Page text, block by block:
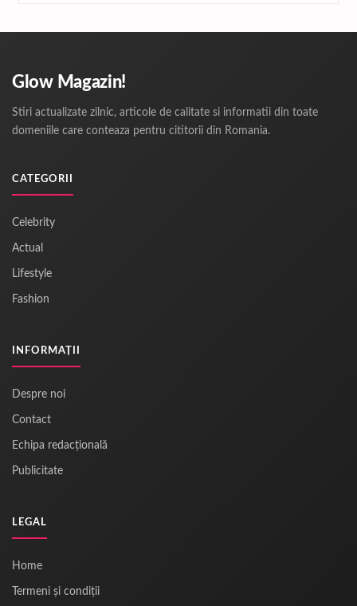
Glow Magazin!
Stiri actualizate zilnic, articole de calitate si informatii din toate
domeniile care conteaza pentru cititorii din Romania.
CATEGORII
Celebrity
Actual
Lifestyle
Fashion
INFORMAȚII
Despre noi
Contact
Echipa redacțională
Publicitate
LEGAL
Home
Termeni și condiții